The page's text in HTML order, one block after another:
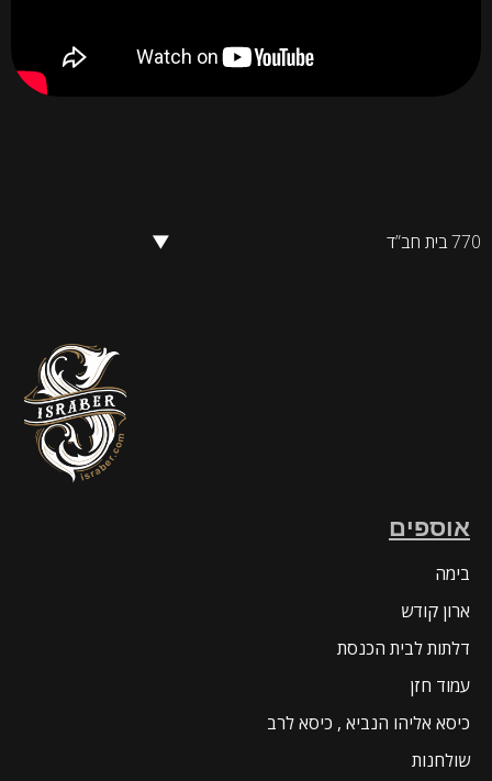
770 בית חב”ד ▼
אוספים
בימה
ארון קודש
דלתות לבית הכנסת
עמוד חזן
כיסא אליהו הנביא , כיסא לרב
שולחנות